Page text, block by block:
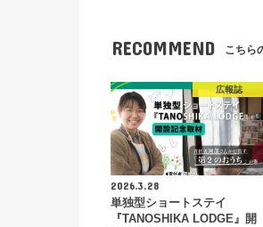
RECOMMEND こちら
広報誌
2026.3.28
単独型ショートステイ
『TANOSHIKA LODGE』開